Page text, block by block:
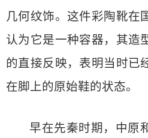
几何纹饰。这件彩陶靴在
认为它是一种容器，其造
的直接反映，表明当时已
在脚上的原始鞋的状态。
早在先秦时期，中原